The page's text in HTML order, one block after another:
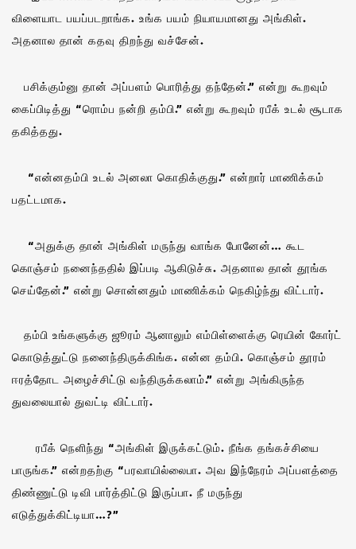
விளையாட பயப்படறாங்க. உங்க பயம் நியாயமானது அங்கிள்.
அதனால தான் கதவு திறந்து வச்சேன்.
பசிக்கும்னு தான் அப்பளம் பொரித்து தந்தேன்.” என்று கூறவும்
கைப்பிடித்து “ரொம்ப நன்றி தம்பி.” என்று கூறவும் ரபீக் உடல் சூடாக
தகித்தது.
“என்னதம்பி உடல் அனலா கொதிக்குது.” என்றார் மாணிக்கம்
பதட்டமாக.
“அதுக்கு தான் அங்கிள் மருந்து வாங்க போனேன்… கூட
கொஞ்சம் நனைந்ததில் இப்படி ஆகிடுச்சு. அதனால தான் தூங்க
செய்தேன்.” என்று சொன்னதும் மாணிக்கம் நெகிழ்ந்து விட்டார்.
தம்பி உங்களுக்கு ஜூரம் ஆனாலும் எம்பிள்ளைக்கு ரெயின் கோர்ட்
கொடுத்துட்டு நனைந்திருக்கிங்க. என்ன தம்பி. கொஞ்சம் தூரம்
ஈரத்தோட அழைச்சிட்டு வந்திருக்கலாம்.” என்று அங்கிருந்த
துவலையால் துவட்டி விட்டார்.
ரபீக் நெளிந்து “அங்கிள் இருக்கட்டும். நீங்க தங்கச்சியை
பாருங்க.” என்றதற்கு “பரவாயில்லைபா. அவ இந்நேரம் அப்பளத்தை
திண்ணுட்டு டிவி பார்த்திட்டு இருப்பா. நீ மருந்து
எடுத்துக்கிட்டியா…?”